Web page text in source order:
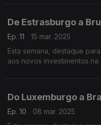
De Estrasburgo a
Ep. 11
15 mar. 2025
Esta semana, destaque
aos novos investimentos
Do Luxemburgo a
Ep. 10
08 mar. 2025